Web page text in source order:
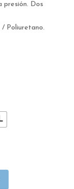
presión. Dos
Poliuretano.